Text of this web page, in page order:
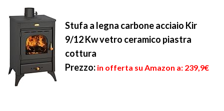
Stufa a legna carbone acciaio Kir
9/12 Kw vetro ceramico piastra
cottura
Prezzo: in offerta su Amazon a: 239,9€